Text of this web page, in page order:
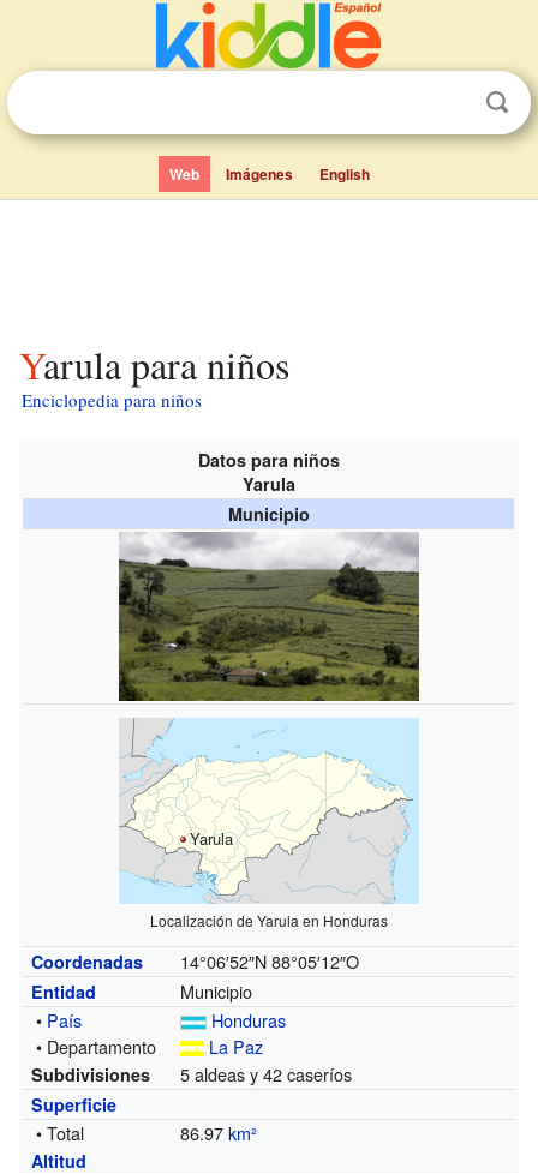
Web Imágenes English
Yarula para niños
Enciclopedia para niños
Datos para niños
Yarula
Municipio
Yarula
Localización de Yarula en Honduras
Coordenadas 14°06′52″N 88°05′12″O
Entidad
Municipio
• País
Honduras
• Departamento
La Paz
Subdivisiones 5 aldeas y 42 caseríos
Superficie
• Total 86.97km²
Altitud